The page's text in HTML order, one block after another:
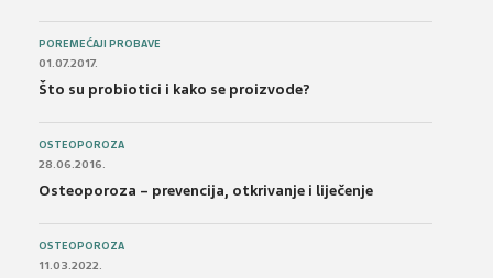
POREMEĆAJI PROBAVE
01.07.2017.
Što su probiotici i kako se proizvode?
OSTEOPOROZA
28.06.2016.
Osteoporoza – prevencija, otkrivanje i liječenje
OSTEOPOROZA
11.03.2022.